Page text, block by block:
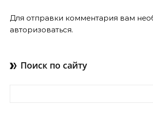
Для отправки комментария вам
авторизоваться.
Поиск по сайту